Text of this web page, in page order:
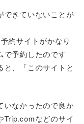
できていないことが
約サイトがかなり
で予約したのです
と、「このサイトと
いなかったので良か
Trip.comなどのサイ